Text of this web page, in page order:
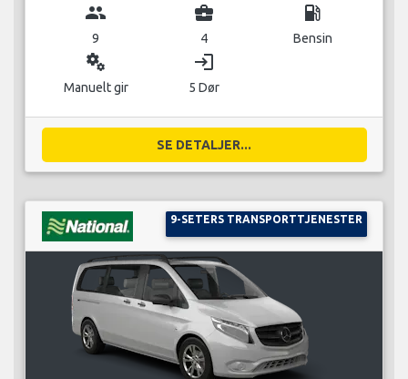
group
9
business_center
4
local_gas_station
Bensin
miscellaneous_services
Manuelt gir
login
5 Dør
SE DETALJER...
9-SETERS TRANSPORTTJENESTER